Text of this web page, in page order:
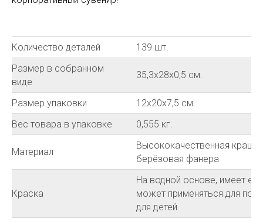
Количество деталей
139 шт.
Размер в собранном
виде
35,3х28х0,5 см.
Размер упаковки
12х20х7,5 см.
Вес товара в упаковке
0,555 кг.
Материал
Высококачественная
берёзовая фанера
Краска
На водной основе, имеет
может применяться для
для детей